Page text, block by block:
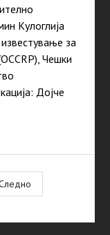
Кулоглија
за
Чешки
Дојче